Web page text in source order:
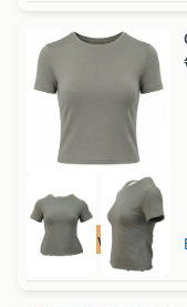
Tot 75% voordeel